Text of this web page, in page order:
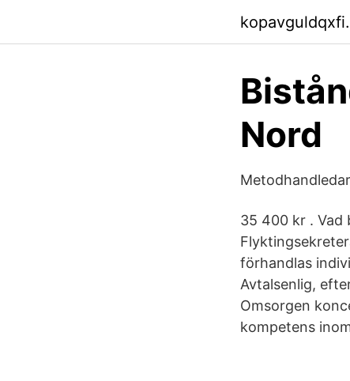
Nord
35 400 kr . Vad
förhandlas
Avtalsenlig,
Omsorgen
kompetens